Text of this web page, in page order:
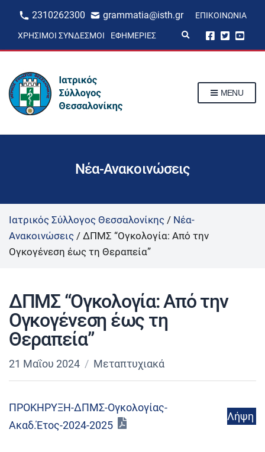
2310262300 grammatia@isth.gr ΕΠΙΚΟΙΝΩΝΊΑ
ΧΡΉΣΙΜΟΙ ΣΎΝΔΕΣΜΟΙ ΕΦΗΜΕΡΊΕΣ
p
m
MENU
Νέα-Ανακοινώσεις
Ιατρικός Σύλλογος Θεσσαλονίκης / Νέα-
Ανακοινώσεις / ΔΠΜΣ “Ογκολογία: Από την
Ογκογένεση έως τη Θεραπεία”
ΔΠΜΣ “Ογκολογία: Από την
Ογκογένεση έως τη
Θεραπεία”
21 Μαΐου 2024 Μεταπτυχιακά
ΠΡΟΚΗΡΥΞΗ-ΔΠΜΣ-Ογκολογίας-
Ακαδ.Έτος-2024-2025
Λήψη